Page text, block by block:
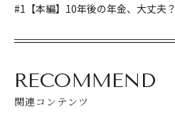
#1【本編】10年後の年金、大丈夫？
RECOMMEND
関連コンテンツ